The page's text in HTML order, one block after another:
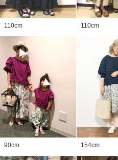
110cm 110cm
90cm 154cm